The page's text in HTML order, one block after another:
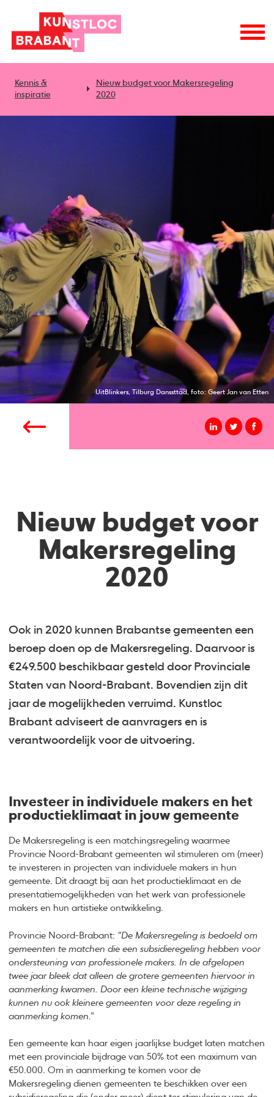
Kennis &
inspiratie
Nieuw budget voor Makersregeling
2020
UitBlinkers, Tilburg Danssttad, foto: Geert Jan van Etten
Nieuw budget voor
Makersregeling
2020
Ook in 2020 kunnen Brabantse gemeenten een
beroep doen op de Makersregeling. Daarvoor is
€249.500 beschikbaar gesteld door Provinciale
Staten van Noord-Brabant. Bovendien zijn dit
jaar de mogelijkheden verruimd. Kunstloc
Brabant adviseert de aanvragers en is
verantwoordelijk voor de uitvoering.
Investeer in individuele makers en het
productieklimaat in jouw gemeente
De Makersregeling is een matchingsregeling waarmee
Provincie Noord-Brabant gemeenten wil stimuleren om (meer)
te investeren in projecten van individuele makers in hun
gemeente. Dit draagt bij aan het productieklimaat en de
presentatiemogelijkheden van het werk van professionele
makers en hun artistieke ontwikkeling.
Provincie Noord-Brabant: “De Makersregeling is bedoeld om
gemeenten te matchen die een subsidieregeling hebben voor
ondersteuning van professionele makers. In de afgelopen
twee jaar bleek dat alleen de grotere gemeenten hiervoor in
aanmerking kwamen. Door een kleine technische wijziging
kunnen nu ook kleinere gemeenten voor deze regeling in
aanmerking komen.”
Een gemeente kan haar eigen jaarlijkse budget laten matchen
met een provinciale bijdrage van 50% tot een maximum van
€50.000. Om in aanmerking te komen voor de
Makersregeling dienen gemeenten te beschikken over een